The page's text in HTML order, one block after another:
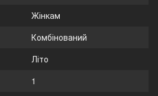
Жінкам
Комбінований
Літо
1